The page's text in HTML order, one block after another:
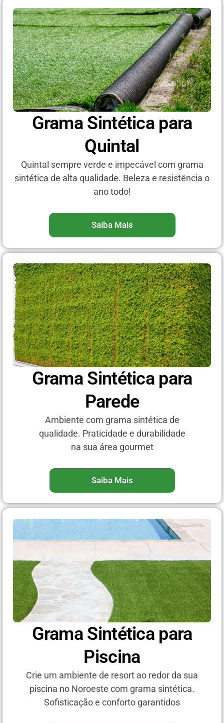
Grama Sintética para
Quintal
Quintal sempre verde e impecável com grama
sintética de alta qualidade. Beleza e resistência o
ano todo!
Saiba Mais
Grama Sintética para
Parede
Ambiente com grama sintética de
qualidade. Praticidade e durabilidade
na sua área gourmet
Saiba Mais
Grama Sintética para
Piscina
Crie um ambiente de resort ao redor da sua
piscina no Noroeste com grama sintética.
Sofisticação e conforto garantidos